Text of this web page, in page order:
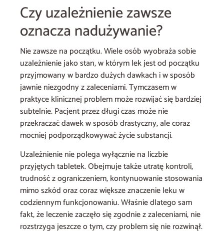
Czy uzależnienie zawsze
oznacza nadużywanie?
Nie zawsze na początku. Wiele osób wyobraża sobie
uzależnienie jako stan, w którym lek jest od początku
przyjmowany w bardzo dużych dawkach i w sposób
jawnie niezgodny z zaleceniami. Tymczasem w
praktyce klinicznej problem może rozwijać się bardziej
subtelnie. Pacjent przez długi czas może nie
przekraczać dawek w sposób drastyczny, ale coraz
mocniej podporządkowywać życie substancji.
Uzależnienie nie polega wyłącznie na liczbie
przyjętych tabletek. Obejmuje także utratę kontroli,
trudność z ograniczeniem, kontynuowanie stosowania
mimo szkód oraz coraz większe znaczenie leku w
codziennym funkcjonowaniu. Właśnie dlatego sam
fakt, że leczenie zaczęło się zgodnie z zaleceniami, nie
rozstrzyga jeszcze o tym, czy problem się nie rozwinął.